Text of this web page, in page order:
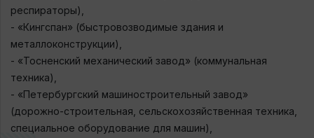
респираторы),
- «Кингспан» (быстровозводимые здания и
металлоконструкции),
- «Тосненский механический завод» (коммунальная
техника),
- «Петербургский машиностроительный завод»
(дорожно-строительная, сельскохозяйственная техника,
специальное оборудование для машин),